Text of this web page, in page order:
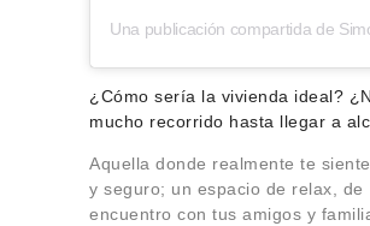
¿Cómo sería la vivienda ideal?
mucho recorrido hasta llegar a
Aquella donde realmente te
y seguro; un espacio de relax, de
encuentro con tus amigos y